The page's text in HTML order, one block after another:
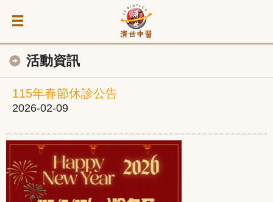
活動資訊
115年春節休診公告
2026-02-09